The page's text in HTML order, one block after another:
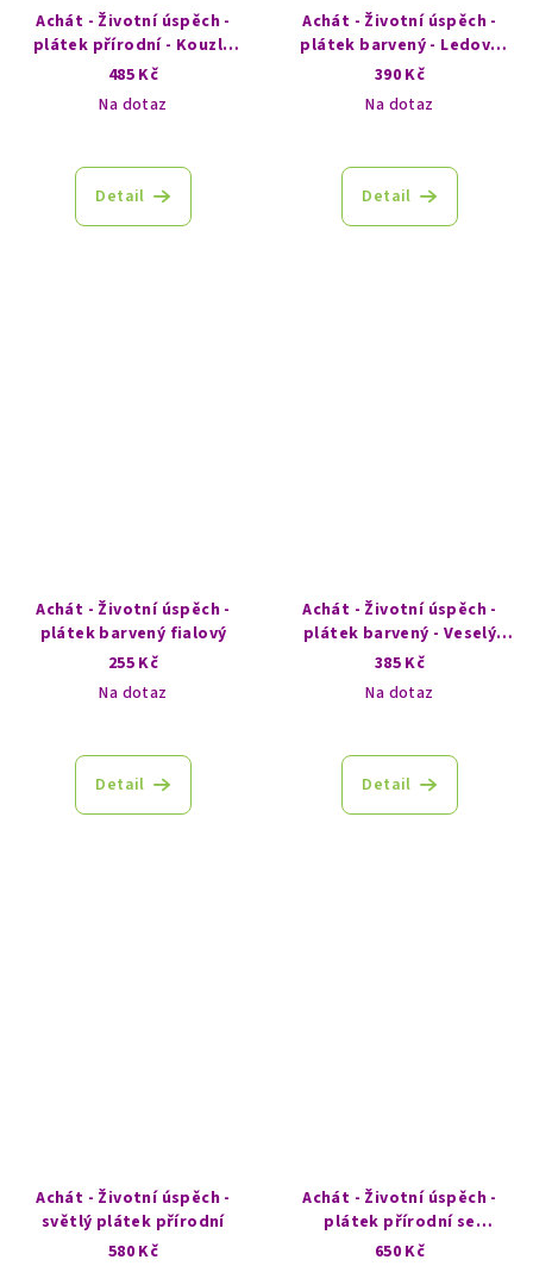
Achát - Životní úspěch -
plátek přírodní - Kouzlo
rebelie
485 Kč
Na dotaz
Detail
Achát - Životní úspěch -
plátek barvený - Ledový
vánek
390 Kč
Na dotaz
Detail
Achát - Životní úspěch -
plátek barvený fialový
255 Kč
Na dotaz
Detail
Achát - Životní úspěch -
plátek barvený - Veselý
život
385 Kč
Na dotaz
Detail
Achát - Životní úspěch -
světlý plátek přírodní
580 Kč
Achát - Životní úspěch -
plátek přírodní se
zajímavou kresbou
650 Kč